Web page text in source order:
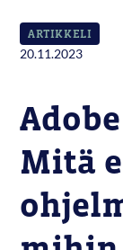
ARTIKKELI
20.11.2023
Mitä